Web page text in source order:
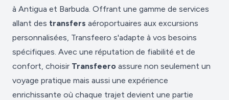
à Antigua et Barbuda. Offrant une gamme de services
allant des transfers aéroportuaires aux excursions
personnalisées, Transfeero s'adapte à vos besoins
spécifiques. Avec une réputation de fiabilité et de
confort, choisir Transfeero assure non seulement un
voyage pratique mais aussi une expérience
enrichissante où chaque trajet devient une partie